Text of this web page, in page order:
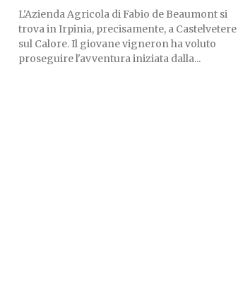
L'Azienda Agricola di Fabio de Beaumont si
trova in Irpinia, precisamente, a Castelvetere
sul Calore. Il giovane vigneron ha voluto
proseguire l'avventura iniziata dalla...